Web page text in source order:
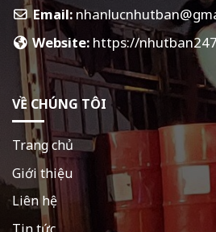
Email:
Website: https://
VỀ CHÚNG TÔI
Trang chủ
Giới thiệu
Liên hệ